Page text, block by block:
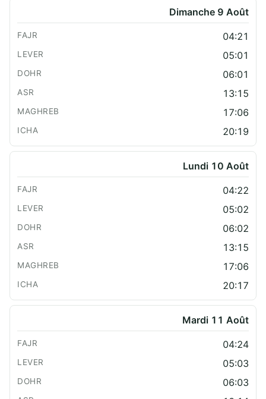
Dimanche 9 Août
04:21
05:01
06:01
13:15
17:06
20:19
Lundi 10 Août
04:22
05:02
06:02
13:15
17:06
20:17
Mardi 11 Août
04:24
05:03
06:03